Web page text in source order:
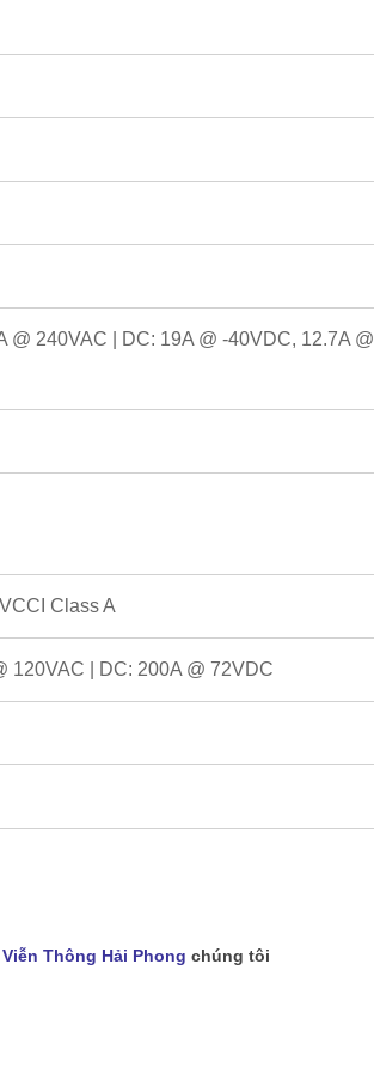
@ 240VAC | DC: 19A @ -40VDC, 12.7A @
Class A
120VAC | DC: 200A @ 72VDC
Thông Hải Phong chúng tôi